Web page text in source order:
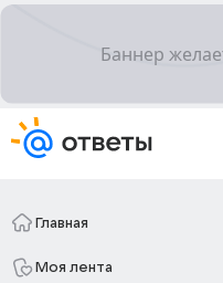
Главная
Моя лента